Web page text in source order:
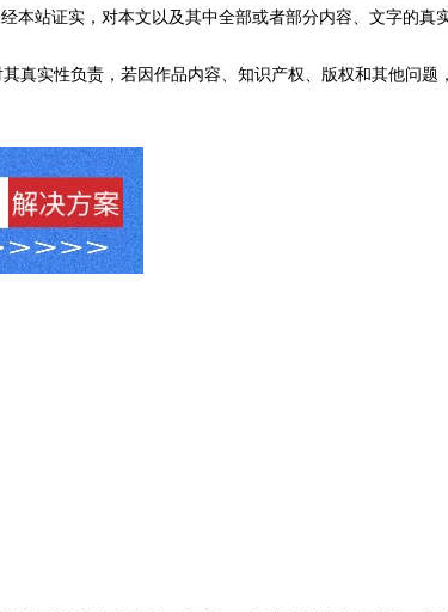
站证实，对本文以及其中全部或者部分内容、文字的
实性负责，若因作品内容、知识产权、版权和其他问